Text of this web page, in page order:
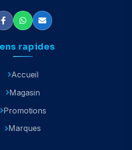
rapides
Accueil
Magasin
Promotions
Marques